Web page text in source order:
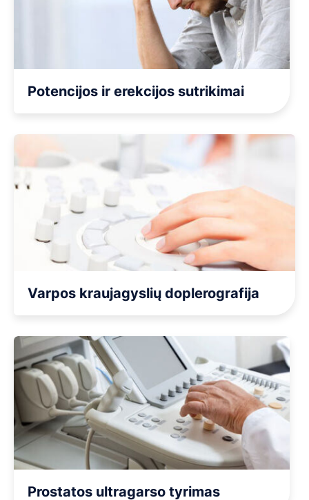
Potencijos ir erekcijos sutrikimai
Varpos kraujagyslių doplerografija
Prostatos ultragarso tyrimas